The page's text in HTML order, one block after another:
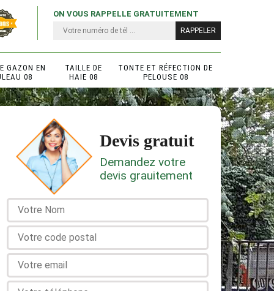
ON VOUS RAPPELLE GRATUITEMENT
GAZON EN
08
TAILLE DE
HAIE 08
TONTE ET RÉFECTION DE
PELOUSE 08
Devis gratuit
Demandez votre
devis grauitement